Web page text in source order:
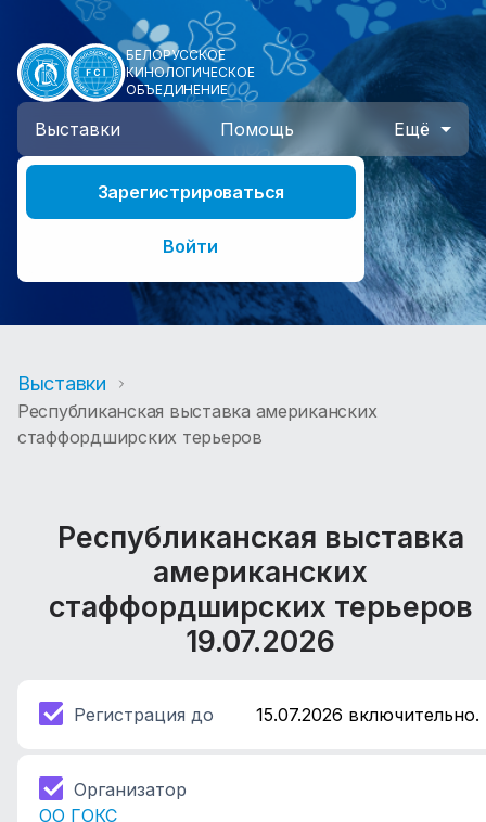
БЕЛОРУССКОЕ
КИНОЛОГИЧЕСКОЕ
ОБЪЕДИНЕНИЕ
Выставки Помощь Ещё
Зарегистрироваться
Войти
Выставки
Республиканская выставка американских
стаффордширских терьеров
Республиканская выставка
американских
стаффордширских терьеров
19.07.2026
Регистрация до 15.07.2026 включительно.
Организатор
ОО ГОКС